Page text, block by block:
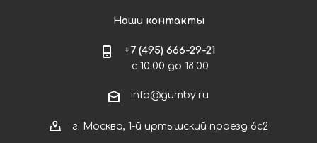
Наши контакты
+7 (495) 666-29-21
с 10:00 до 18:00
info@gumby.ru
г. Москва, 1-й иртышский проезд 6с2